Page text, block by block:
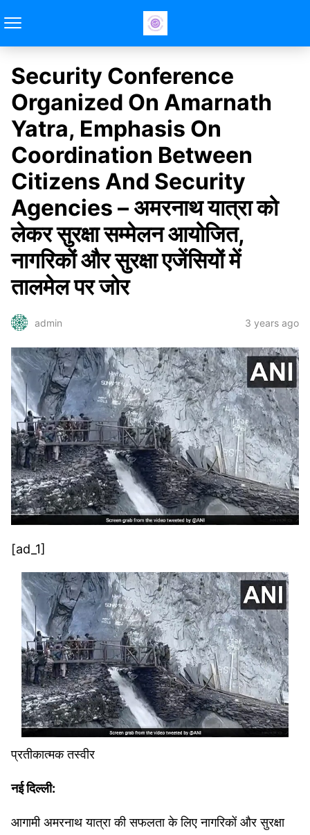
Security Conference
Organized On Amarnath
Yatra, Emphasis On
Coordination Between
Citizens And Security
Agencies – अमरनाथ यात्रा को
लेकर सुरक्षा सम्मेलन आयोजित,
नागरिकों और सुरक्षा एजेंसियों में
तालमेल पर जोर
admin 3 years ago
[ad_1]
प्रतीकात्मक तस्वीर
नई दिल्ली:
आगामी अमरनाथ यात्रा की सफलता के लिए नागरिकों और सुरक्षा